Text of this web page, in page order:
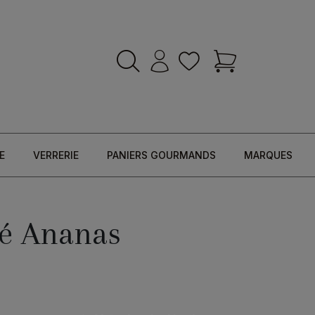
VERRERIE PANIERS GOURMANDS MARQUES
Ananas